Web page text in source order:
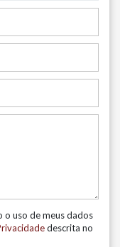
o uso de meus dados
descrita no